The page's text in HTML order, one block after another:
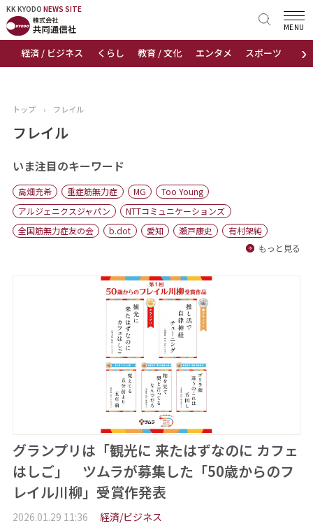
KK KYODO NEWS SITE
›
経済 / ビジネス くらし 教育 / 文化 エンタメ スポーツ 地域
MENU
KK KYODONEWS SITE
トップページ
ニュース
おすすめコンテンツ
出版物
会社概要
トップ › フレイル
フレイル
いま注目のキーワード
高畑充希 重症筋無力症 MG
Too Young
アルジェニクスジャパン
NTTコミュニケーションズ
全国筋無力症友の会
b.dot 愛知 瀬戸康史
有村架純
もっと見る
グランプリは「観光に 来たはずなのに カフェ
はしご」 ツムラが募集した「50歳からのフ
レイル川柳」受賞作発表
2026.01.29 11:36 経済/ビジネス